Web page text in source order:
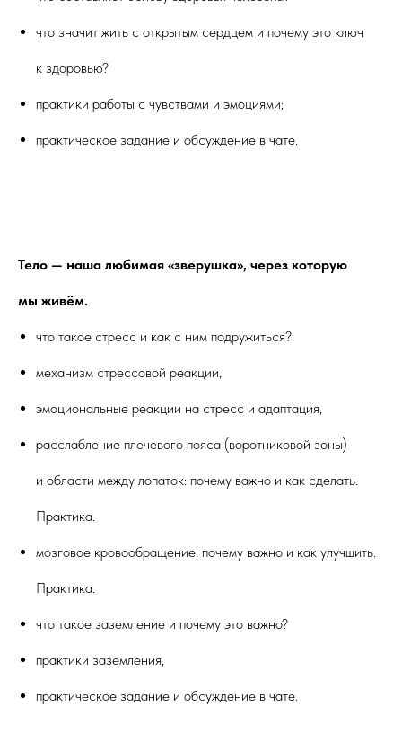
что значит жить с открытым сердцем и почему это ключ
к здоровью?
практики работы с чувствами и эмоциями;
практическое задание и обсуждение в чате.
Тело — наша любимая «зверушка», через которую
мы живём.
что такое стресс и как с ним подружиться?
механизм стрессовой реакции,
эмоциональные реакции на стресс и адаптация,
расслабление плечевого пояса (воротниковой зоны)
и области между лопаток: почему важно и как сделать.
Практика.
мозговое кровообращение: почему важно и как улучшить.
Практика.
что такое заземление и почему это важно?
практики заземления,
практическое задание и обсуждение в чате.